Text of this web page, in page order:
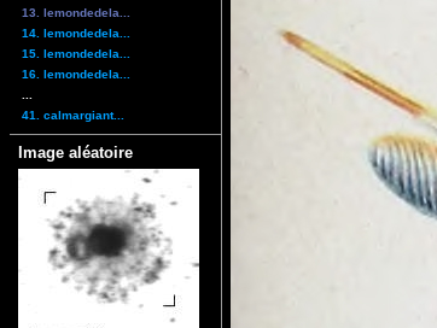
13. lemondedela...
14. lemondedela...
15. lemondedela...
16. lemondedela...
41. calmargiant...
Image aléatoire